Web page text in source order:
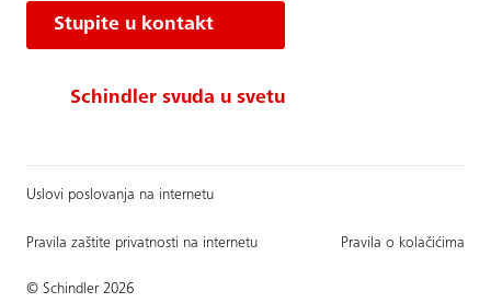
Stupite u kontakt
Schindler svuda u svetu
© Schindler 2026
Uslovi poslovanja na internetu
Pravila zaštite privatnosti na internetu Pravila o kolačićima